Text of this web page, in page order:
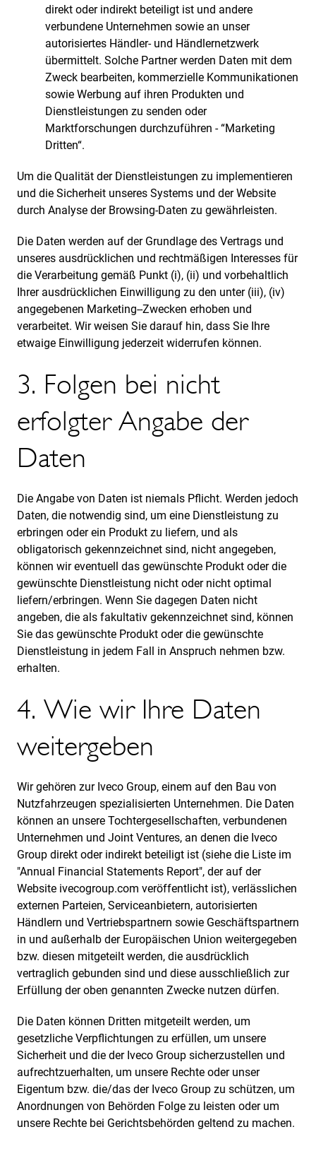
direkt oder indirekt beteiligt ist und andere
verbundene Unternehmen sowie an unser
autorisiertes Händler- und Händlernetzwerk
übermittelt. Solche Partner werden Daten mit dem
Zweck bearbeiten, kommerzielle Kommunikationen
sowie Werbung auf ihren Produkten und
Dienstleistungen zu senden oder
Marktforschungen durchzuführen - “Marketing
Dritten“.
Um die Qualität der Dienstleistungen zu implementieren
und die Sicherheit unseres Systems und der Website
durch Analyse der Browsing-Daten zu gewährleisten.
Die Daten werden auf der Grundlage des Vertrags und
unseres ausdrücklichen und rechtmäßigen Interesses für
die Verarbeitung gemäß Punkt (i), (ii) und vorbehaltlich
Ihrer ausdrücklichen Einwilligung zu den unter (iii), (iv)
angegebenen Marketing--Zwecken erhoben und
verarbeitet. Wir weisen Sie darauf hin, dass Sie Ihre
etwaige Einwilligung jederzeit widerrufen können.
3. Folgen bei nicht
erfolgter Angabe der
Daten
Die Angabe von Daten ist niemals Pflicht. Werden jedoch
Daten, die notwendig sind, um eine Dienstleistung zu
erbringen oder ein Produkt zu liefern, und als
obligatorisch gekennzeichnet sind, nicht angegeben,
können wir eventuell das gewünschte Produkt oder die
gewünschte Dienstleistung nicht oder nicht optimal
liefern/erbringen. Wenn Sie dagegen Daten nicht
angeben, die als fakultativ gekennzeichnet sind, können
Sie das gewünschte Produkt oder die gewünschte
Dienstleistung in jedem Fall in Anspruch nehmen bzw.
erhalten.
4. Wie wir Ihre Daten
weitergeben
Wir gehören zur Iveco Group, einem auf den Bau von
Nutzfahrzeugen spezialisierten Unternehmen. Die Daten
können an unsere Tochtergesellschaften, verbundenen
Unternehmen und Joint Ventures, an denen die Iveco
Group direkt oder indirekt beteiligt ist (siehe die Liste im
"Annual Financial Statements Report", der auf der
Website ivecogroup.com veröffentlicht ist), verlässlichen
externen Parteien, Serviceanbietern, autorisierten
Händlern und Vertriebspartnern sowie Geschäftspartnern
in und außerhalb der Europäischen Union weitergegeben
bzw. diesen mitgeteilt werden, die ausdrücklich
vertraglich gebunden sind und diese ausschließlich zur
Erfüllung der oben genannten Zwecke nutzen dürfen.
Die Daten können Dritten mitgeteilt werden, um
gesetzliche Verpflichtungen zu erfüllen, um unsere
Sicherheit und die der Iveco Group sicherzustellen und
aufrechtzuerhalten, um unsere Rechte oder unser
Eigentum bzw. die/das der Iveco Group zu schützen, um
Anordnungen von Behörden Folge zu leisten oder um
unsere Rechte bei Gerichtsbehörden geltend zu machen.